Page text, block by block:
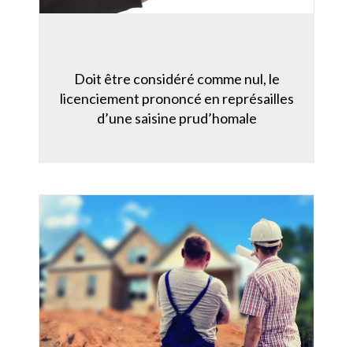
Doit être considéré comme nul, le
licenciement prononcé en représailles
d’une saisine prud’homale